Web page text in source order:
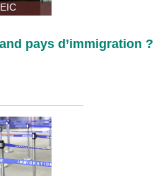
EIC
pays d’immigration ?